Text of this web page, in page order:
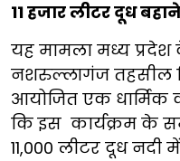
11 हजार लीटर दूध
यह मामला मध्य
नशरुल्लागंज तहसील
आयोजित एक धार्मिक
कि इस कार्यक्रम के
11,000 लीटर दूध नदी